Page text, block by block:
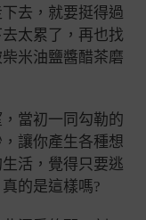
去，就要挺得過
太累了，再也找
米油鹽醬醋茶磨
當初一同勾勒的
讓你產生各種想
活，覺得只要逃
的是這樣嗎?